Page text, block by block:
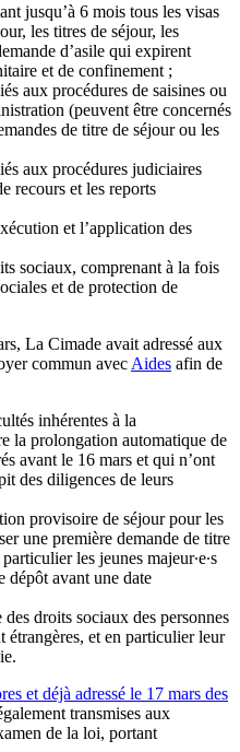
jusqu’à 6 mois tous les visas
les titres de séjour, les
d’asile qui expirent
et de confinement ;
aux procédures de saisines ou
(peuvent être concernés
de titre de séjour ou les
aux procédures judiciaires
recours et les reports
et l’application des
sociaux, comprenant à la fois
et de protection de
La Cimade avait adressé aux
commun avec Aides afin de
inhérentes à la
la prolongation automatique de
avant le 16 mars et qui n’ont
des diligences de leurs
provisoire de séjour pour les
une première demande de titre
les jeunes majeur∙e∙s
dépôt avant une date
droits sociaux des personnes
étrangères, et en particulier leur
et déjà adressé le 17 mars des
transmises aux
de la loi, portant